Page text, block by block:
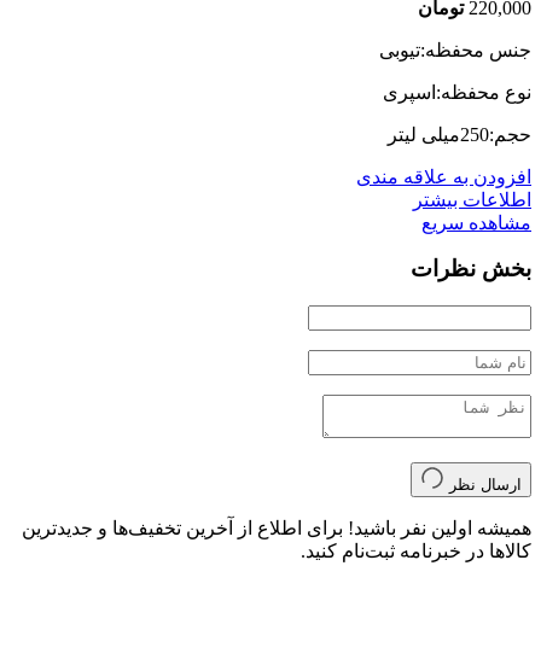
220,000 تومان
جنس محفظه:تیوبی
نوع محفظه:اسپری
حجم:250میلی لیتر
افزودن به علاقه مندی
اطلاعات بیشتر
مشاهده سریع
بخش نظرات
ارسال نظر
همیشه اولین نفر باشید! برای اطلاع از آخرین تخفیف‌ها و جدیدترین
کالاها در خبرنامه ثبت‌نام کنید.